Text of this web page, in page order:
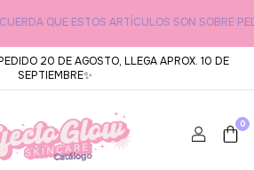
QUE ESTOS ARTÍCULOS SON SOBRE
20 DE AGOSTO, LLEGA APROX. 10 DE
SEPTIEMBRE✨
0